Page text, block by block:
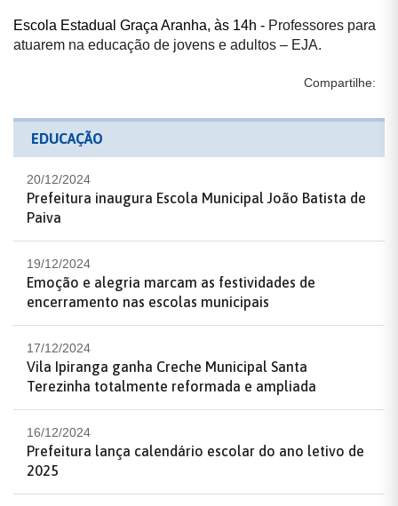
Escola Estadual Graça Aranha, às 14h - Professores para
atuarem na educação de jovens e adultos – EJA.
Compartilhe:
EDUCAÇÃO
20/12/2024
Prefeitura inaugura Escola Municipal João Batista de
Paiva
19/12/2024
Emoção e alegria marcam as festividades de
encerramento nas escolas municipais
17/12/2024
Vila Ipiranga ganha Creche Municipal Santa
Terezinha totalmente reformada e ampliada
16/12/2024
Prefeitura lança calendário escolar do ano letivo de
2025